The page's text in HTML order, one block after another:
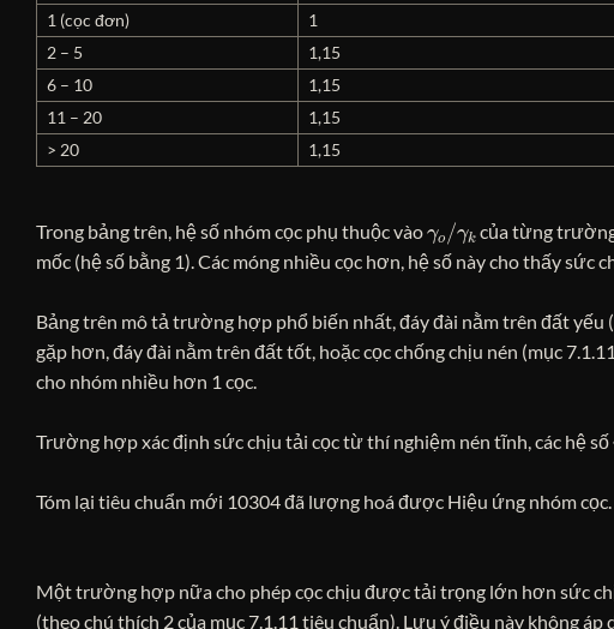
1 (cọc đơn)
1
2 – 5
1,15
6 – 10
1,15
11 – 20
1,15
> 20
1,15
Trong bảng trên, hệ số nhóm cọc phụ thuộc vào / của từng
mốc (hệ số bằng 1). Các móng nhiều cọc hơn, hệ số này cho thấy sức
Bảng trên mô tả trường hợp phổ biến nhất, đáy đài nằm trên đất
gặp hơn, đáy đài nằm trên đất tốt, hoặc cọc chống chịu nén (mục
cho nhóm nhiều hơn 1 cọc.
Trường hợp xác định sức chịu tải cọc từ thí nghiệm nén tĩnh, các hệ số
Tóm lại tiêu chuẩn mới 10304 đã lượng hoá được Hiệu ứng nhóm cọc.
Một trường hợp nữa cho phép cọc chịu được tải trọng lớn hơn sức
(theo chú thích 2 của mục 7.1.11 tiêu chuẩn). Lưu ý điều này không